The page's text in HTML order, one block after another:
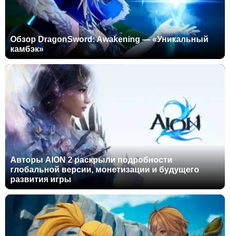
Обзор DragonSword: Awakening — «Уникальный
камбэк»
Авторы AION 2 раскрыли подробности
глобальной версии, монетизации и будущего
развития игры